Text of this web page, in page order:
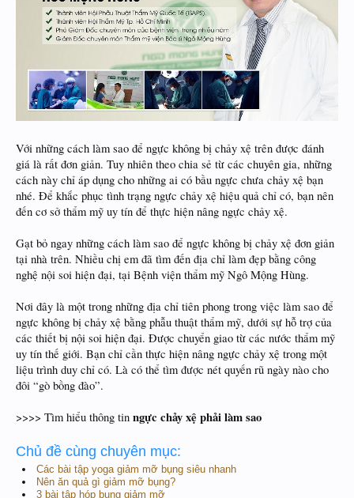
Với những cách làm sao để ngực không bị chảy xệ trên được đánh
giá là rất đơn giản. Tuy nhiên theo chia sẻ từ các chuyên gia, những
cách này chỉ áp dụng cho những ai có bầu ngực chưa chảy xệ bạn
nhé. Để khắc phục tình trạng ngực chảy xệ hiệu quả chỉ có, bạn nên
đến cơ sở thẩm mỹ uy tín để thực hiện nâng ngực chảy xệ.
Gạt bỏ ngay những cách làm sao để ngực không bị chảy xệ đơn giản
tại nhà trên. Nhiều chị em đã tìm đến địa chỉ làm đẹp bằng công
nghệ nội soi hiện đại, tại Bệnh viện thẩm mỹ Ngô Mộng Hùng.
Nơi đây là một trong những địa chỉ tiên phong trong việc làm sao để
ngực không bị chảy xệ bằng phẫu thuật thẩm mỹ, dưới sự hỗ trợ của
các thiết bị nội soi hiện đại. Được chuyển giao từ các nước thẩm mỹ
uy tín thế giới. Bạn chỉ cần thực hiện nâng ngực chảy xệ trong một
liệu trình duy chỉ có. Là có thể tìm được nét quyến rũ ngày nào cho
đôi “gò bồng đào”.
>>>> Tìm hiểu thông tin ngực chảy xệ phải làm sao
Chủ đề cùng chuyên mục:
Các bài tập yoga giảm mỡ bụng siêu nhanh
Nên ăn quả gì giảm mỡ bụng?
3 bài tập hóp bụng giảm mỡ